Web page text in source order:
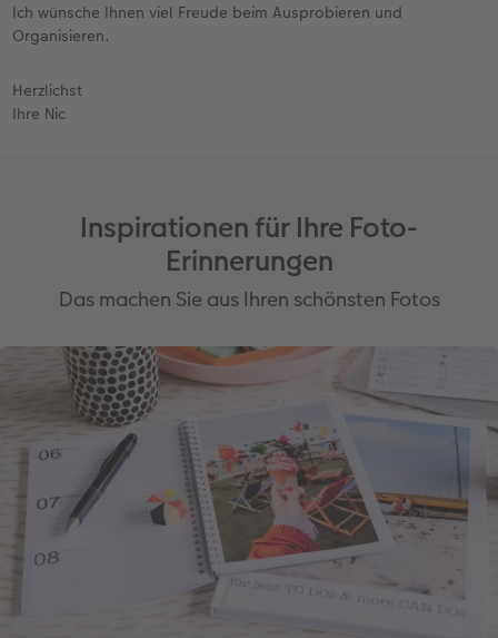
Ich wünsche Ihnen viel Freude beim Ausprobieren und
Organisieren.
Herzlichst
Ihre Nic
Inspirationen für Ihre Foto-
Erinnerungen
Das machen Sie aus Ihren schönsten Fotos